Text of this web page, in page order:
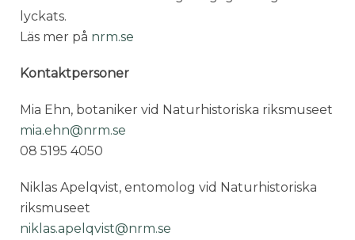
lyckats.
Läs mer på nrm.se
Kontaktpersoner
Mia Ehn, botaniker vid Naturhistoriska riksmuseet
mia.ehn@nrm.se
08 5195 4050
Niklas Apelqvist, entomolog vid Naturhistoriska
riksmuseet
niklas.apelqvist@nrm.se